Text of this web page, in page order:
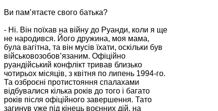
Ви пам’ятаєте свого батька?
- Ні. Він поїхав на війну до Руанди, коли я ще
не народився. Його дружина, моя мама,
була вагітна, та він мусів їхати, оскільки був
військовозобов’язаним. Офіційно
руандійський конфлікт тривав близько
чотирьох місяців, з квітня по липень 1994-го.
Та озброєні протистояння спалахами
відбувалися кілька років до того і багато
років після офіційного завершення. Тато
загинув уже під кінець воєнних дій, на